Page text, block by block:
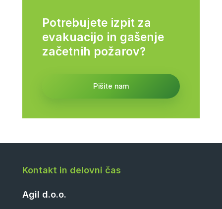
Potrebujete izpit za
evakuacijo in gašenje
začetnih požarov?
Pišite nam
Kontakt in delovni čas
Agil d.o.o.